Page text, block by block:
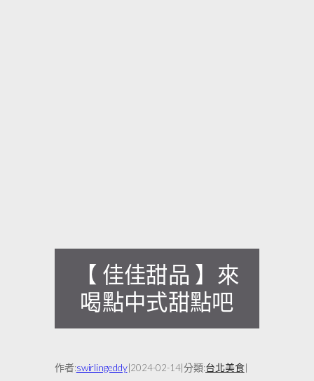
【 佳佳甜品 】來
喝點中式甜點吧
作者:swirlingeddy|2024-02-14|分類:台北美食|